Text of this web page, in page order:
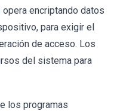
opera encriptando datos
para exigir el
de acceso. Los
del sistema para
los programas